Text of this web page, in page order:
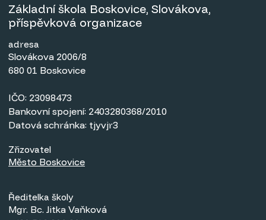
Základní škola Boskovice, Slovákova,
příspěvková organizace
adresa
Slovákova 2006/8
680 01 Boskovice
IČO: 23098473
Bankovní spojení: 2403280368/2010
Datová schránka: tjyvjr3
Zřizovatel
Město Boskovice
Ředitelka školy
Mgr. Bc. Jitka Vaňková